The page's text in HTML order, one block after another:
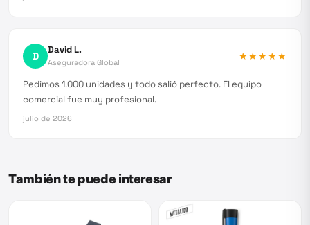
D David L.
Aseguradora Global
★★★★★
Pedimos 1.000 unidades y todo salió perfecto. El equipo
comercial fue muy profesional.
julio de 2026
También te puede interesar